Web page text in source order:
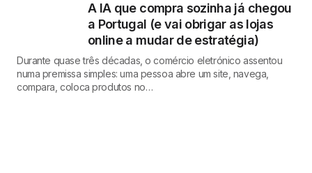
A IA que compra sozinha já chegou
a Portugal (e vai obrigar as lojas
online a mudar de estratégia)
Durante quase três décadas, o comércio eletrónico assentou
numa premissa simples: uma pessoa abre um site, navega,
compara, coloca produtos no…